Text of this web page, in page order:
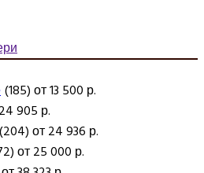
(185) от 13 500 р.
905 р.
(204) от 24 936 р.
от 25 000 р.